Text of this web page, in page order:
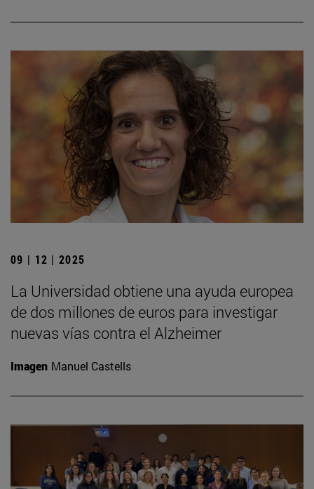
09 | 12 | 2025
La Universidad obtiene una ayuda europea
de dos millones de euros para investigar
nuevas vías contra el Alzheimer
Imagen Manuel Castells